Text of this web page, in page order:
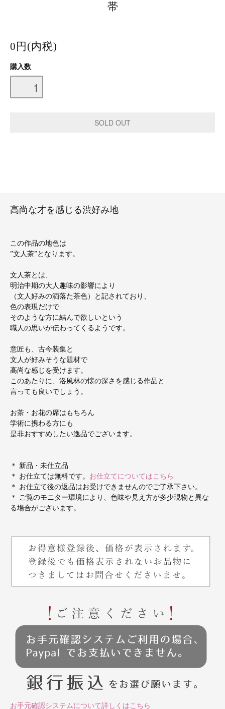
帯
0円(内税)
購入数
高尚な才を感じる渋好み地
この作品の地色は
”文人茶”となります。
文人茶とは、
明治中期の大人趣味の影響により
（文人好みの洒落た茶色）と記されており、
色の表現だけで
そのような方に結んで欲しいという
職人の思いが伝わってくるようです。
意匠も、古今装集と
文人が好みそうな題材で
高尚な感じを受けます。
このあたりに、洛風林の懐の深さを感じる作品と
言っても良いでしょう。
お茶・お花の席はもちろん
学術に携わる方にも
是非おすすめしたい逸品でございます。
＊ 新品・未仕立品
＊ お仕立ては無料です。 お仕立てについてはこちら
＊ お仕立て後の返品はお受けできませんのでご了承下さい。
＊ ご覧のモニター環境により、色味や見え方が多少現物と異な
る場合がございます。
お手元確認システムについて詳しくはこちら